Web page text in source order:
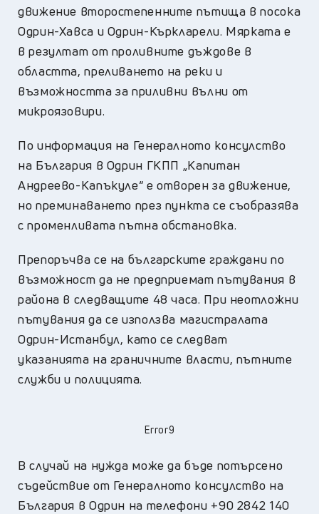
движение второстепенните пътища в посока
Одрин-Хавса и Одрин-Къркларели. Мярката е
в резултат от проливните дъждове в
областта, преливането на реки и
възможността за приливни вълни от
микроязовири.
По информация на Генералното консулство
на България в Одрин ГКПП „Капитан
Андреево-Капъкуле“ е отворен за движение,
но преминаването през пункта се съобразява
с променливата пътна обстановка.
Препоръчва се на българските граждани по
възможност да не предприемат пътувания в
района в следващите 48 часа. При неотложни
пътувания да се използва магистралата
Одрин-Истанбул, като се следват
указанията на граничните власти, пътните
служби и полицията.
Error9
В случай на нужда може да бъде потърсено
съдействие от Генералното консулство на
България в Одрин на телефони +90 2842 140